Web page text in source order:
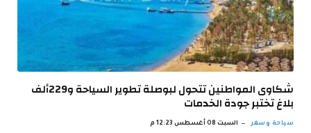
شكاوى المواطنين تتحول لبوصلة تطوير السياحة و229ألف
بلاغ تختبر جودة الخدمات
سياحة وسفر السبت 08 أغسطس 12:23 م